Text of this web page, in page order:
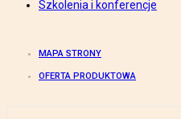
Szkolenia i konferencje
MAPA STRONY
OFERTA PRODUKTOWA